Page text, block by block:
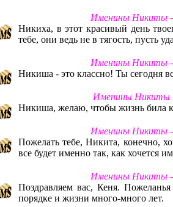
Именины Никиты -
Никиха, в этот красивый день
тебе, они ведь не в тягость, пусть
Именины Никиты -
Никиша - это классно! Ты сегодня
Именины Никиты
Никиша, желаю, чтобы жизнь била
Именины Никиты -
Пожелать тебе, Никита, конечно,
все будет именно так, как хочется
Именины Никиты -
Поздравляем вас, Кеня.
порядке и жизни много-много лет.